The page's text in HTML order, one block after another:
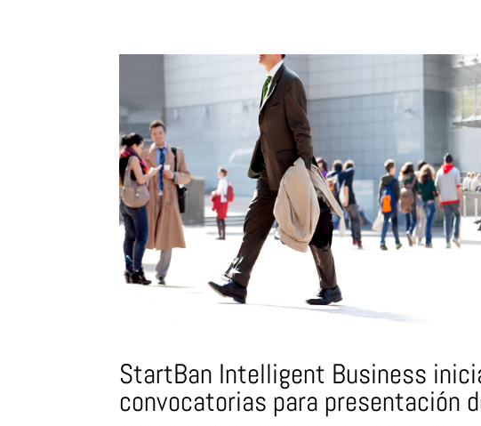
StartBan Intelligent Business
convocatorias para presentación